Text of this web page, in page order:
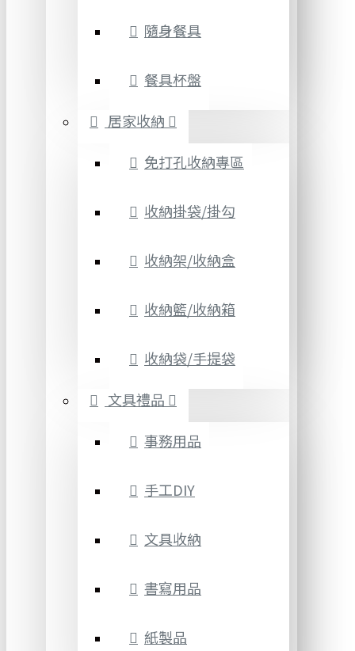
隨身餐具
餐具杯盤
居家收納
免打孔收納專區
收納掛袋/掛勾
收納架/收納盒
收納籃/收納箱
收納袋/手提袋
文具禮品
事務用品
手工DIY
文具收納
書寫用品
紙製品